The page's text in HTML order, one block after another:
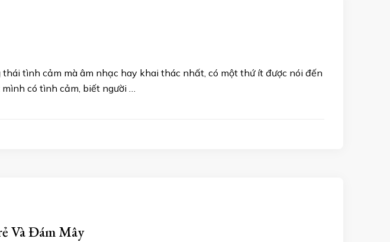
thái tình cảm mà âm nhạc hay khai thác nhất, có một thứ ít được nói đến
có tình cảm, biết người …
Và Đám Mây